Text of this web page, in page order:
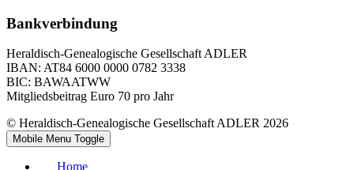
Bankverbindung
Heraldisch-Genealogische Gesellschaft ADLER
IBAN: AT84 6000 0000 0782 3338
BIC: BAWAATWW
Mitgliedsbeitrag Euro 70 pro Jahr
© Heraldisch-Genealogische Gesellschaft ADLER 2026
Mobile Menu Toggle
Home